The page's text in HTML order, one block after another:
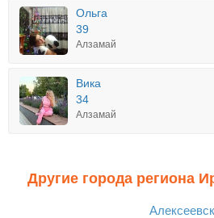
Ольга
39
Алзамай
Вика
34
Алзамай
Другие города региона
Алексеевск